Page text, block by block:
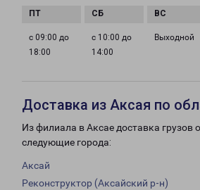
с 09:00 до
18:00
с 10:00 до
14:00
Выходной
Доставка из Аксая по
Из филиала в Аксае доставка грузов
следующие города:
Аксай
Реконструктор (Аксайский р-н)